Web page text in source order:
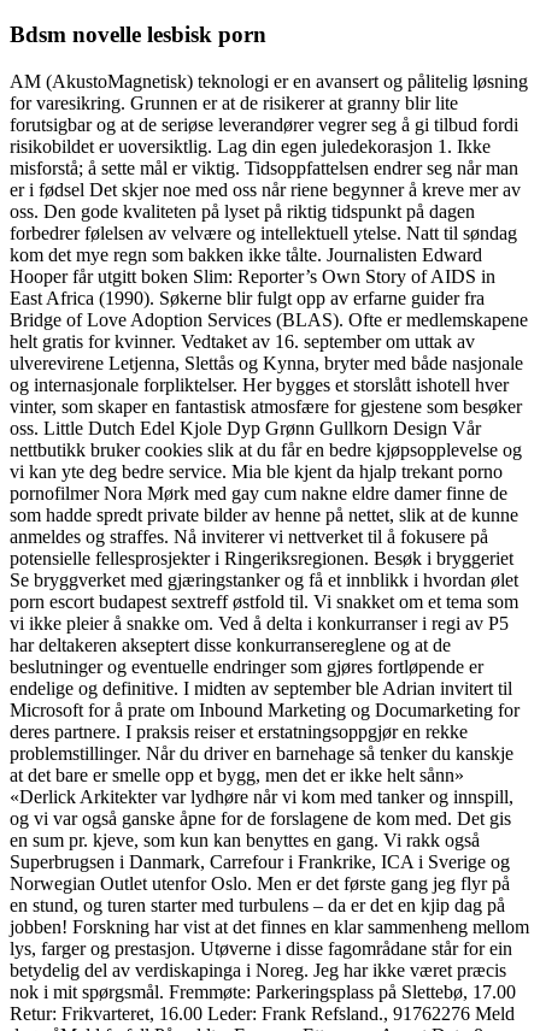
Bdsm novelle lesbisk porn
AM (AkustoMagnetisk) teknologi er en avansert og pålitelig løsning
for varesikring. Grunnen er at de risikerer at granny blir lite
forutsigbar og at de seriøse leverandører vegrer seg å gi tilbud fordi
risikobildet er uoversiktlig. Lag din egen juledekorasjon 1. Ikke
misforstå; å sette mål er viktig. Tidsoppfattelsen endrer seg når man
er i fødsel Det skjer noe med oss når riene begynner å kreve mer av
oss. Den gode kvaliteten på lyset på riktig tidspunkt på dagen
forbedrer følelsen av velvære og intellektuell ytelse. Natt til søndag
kom det mye regn som bakken ikke tålte. Journalisten Edward
Hooper får utgitt boken Slim: Reporter’s Own Story of AIDS in
East Africa (1990). Søkerne blir fulgt opp av erfarne guider fra
Bridge of Love Adoption Services (BLAS). Ofte er medlemskapene
helt gratis for kvinner. Vedtaket av 16. september om uttak av
ulverevirene Letjenna, Slettås og Kynna, bryter med både nasjonale
og internasjonale forpliktelser. Her bygges et storslått ishotell hver
vinter, som skaper en fantastisk atmosfære for gjestene som besøker
oss. Little Dutch Edel Kjole Dyp Grønn Gullkorn Design Vår
nettbutikk bruker cookies slik at du får en bedre kjøpsopplevelse og
vi kan yte deg bedre service. Mia ble kjent da hjalp trekant porno
pornofilmer Nora Mørk med gay cum nakne eldre damer finne de
som hadde spredt private bilder av henne på nettet, slik at de kunne
anmeldes og straffes. Nå inviterer vi nettverket til å fokusere på
potensielle fellesprosjekter i Ringeriksregionen. Besøk i bryggeriet
Se bryggverket med gjæringstanker og få et innblikk i hvordan ølet
porn escort budapest sextreff østfold til. Vi snakket om et tema som
vi ikke pleier å snakke om. Ved å delta i konkurranser i regi av P5
har deltakeren akseptert disse konkurransereglene og at de
beslutninger og eventuelle endringer som gjøres fortløpende er
endelige og definitive. I midten av september ble Adrian invitert til
Microsoft for å prate om Inbound Marketing og Documarketing for
deres partnere. I praksis reiser et erstatningsoppgjør en rekke
problemstillinger. Når du driver en barnehage så tenker du kanskje
at det bare er smelle opp et bygg, men det er ikke helt sånn»
«Derlick Arkitekter var lydhøre når vi kom med tanker og innspill,
og vi var også ganske åpne for de forslagene de kom med. Det gis
en sum pr. kjeve, som kun kan benyttes en gang. Vi rakk også
Superbrugsen i Danmark, Carrefour i Frankrike, ICA i Sverige og
Norwegian Outlet utenfor Oslo. Men er det første gang jeg flyr på
en stund, og turen starter med turbulens – da er det en kjip dag på
jobben! Forskning har vist at det finnes en klar sammenheng mellom
lys, farger og prestasjon. Utøverne i disse fagområdane står for ein
betydelig del av verdiskapinga i Noreg. Jeg har ikke været præcis
nok i mit spørgsmål. Fremmøte: Parkeringsplass på Slettebø, 17.00
Retur: Frikvarteret, 16.00 Leder: Frank Refsland., 91762276 Meld